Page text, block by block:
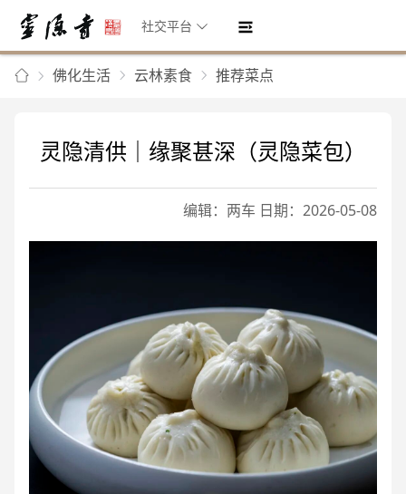
社交平台
佛化生活 云林素食 推荐菜点
灵隐清供｜缘聚甚深（灵隐菜包）
编辑：两车 日期：2026-05-08